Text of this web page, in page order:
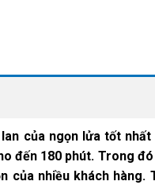
của ngọn lửa tốt nhất
đến 180 phút. Trong
của nhiều khách hàng.